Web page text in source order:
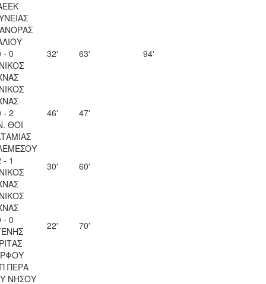
- 0
32' 63' 94'
- 2
ΘΟΙ
46' 47'
- 1
30' 60'
- 0
22' 70'
ΠΕΡΑ
ΝΗΣΟΥ